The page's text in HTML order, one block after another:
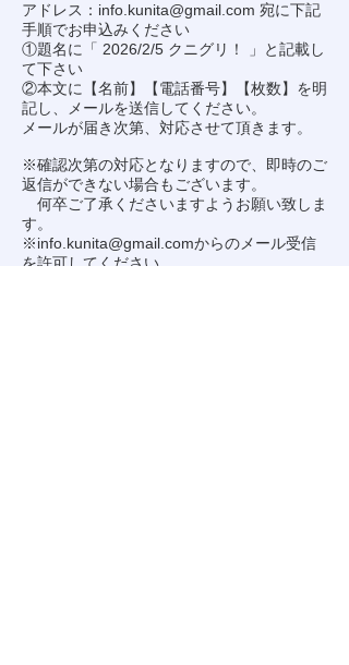
アドレス： info.kunita@gmail.com 宛に下記
手順でお申込みください
①題名に「 2026/2/5 クニグリ！ 」と記載し
て下さい
②本文に【名前】【電話番号】【枚数】を明
記し、メールを送信してください。
メールが届き次第、対応させて頂きます。
※確認次第の対応となりますので、即時のご
返信ができない場合もございます。
何卒ご了承くださいますようお願い致しま
す。
※info.kunita@gmail.comからのメール受信
を許可してください。